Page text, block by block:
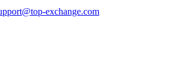
exchange.com